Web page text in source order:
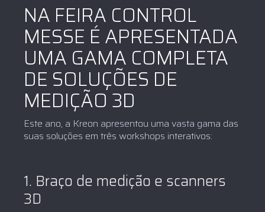
NA FEIRA CONTROL
MESSE É APRESENTADA
UMA GAMA COMPLETA
DE SOLUÇÕES DE
MEDIÇÃO 3D
Este ano, a Kreon apresentou uma vasta gama das
suas soluções em três workshops interativos:
1. Braço de medição e scanners
3D